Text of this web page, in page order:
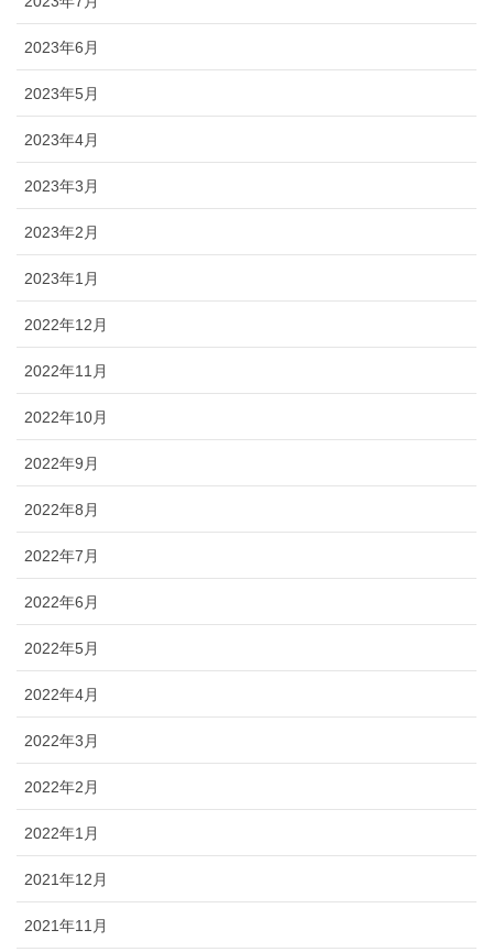
2023年6月
2023年5月
2023年4月
2023年3月
2023年2月
2023年1月
2022年12月
2022年11月
2022年10月
2022年9月
2022年8月
2022年7月
2022年6月
2022年5月
2022年4月
2022年3月
2022年2月
2022年1月
2021年12月
2021年11月